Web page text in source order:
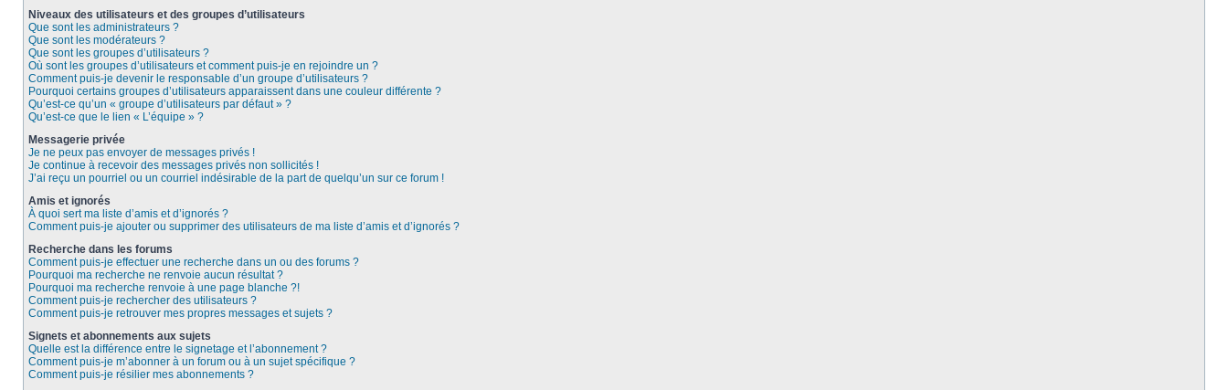
Niveaux des utilisateurs et des groupes d’utilisateurs
Que sont les administrateurs ?
Que sont les modérateurs ?
Que sont les groupes d’utilisateurs ?
Où sont les groupes d’utilisateurs et comment puis-je en rejoindre un ?
Comment puis-je devenir le responsable d’un groupe d’utilisateurs ?
Pourquoi certains groupes d’utilisateurs apparaissent dans une couleur différente ?
Qu’est-ce qu’un « groupe d’utilisateurs par défaut » ?
Qu’est-ce que le lien « L’équipe » ?
Messagerie privée
Je ne peux pas envoyer de messages privés !
Je continue à recevoir des messages privés non sollicités !
J’ai reçu un pourriel ou un courriel indésirable de la part de quelqu’un sur ce forum !
Amis et ignorés
À quoi sert ma liste d’amis et d’ignorés ?
Comment puis-je ajouter ou supprimer des utilisateurs de ma liste d’amis et d’ignorés ?
Recherche dans les forums
Comment puis-je effectuer une recherche dans un ou des forums ?
Pourquoi ma recherche ne renvoie aucun résultat ?
Pourquoi ma recherche renvoie à une page blanche ?!
Comment puis-je rechercher des utilisateurs ?
Comment puis-je retrouver mes propres messages et sujets ?
Signets et abonnements aux sujets
Quelle est la différence entre le signetage et l’abonnement ?
Comment puis-je m’abonner à un forum ou à un sujet spécifique ?
Comment puis-je résilier mes abonnements ?